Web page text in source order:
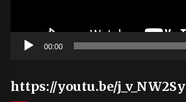
00:00
https://youtu.be/